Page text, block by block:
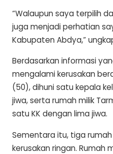
“Walaupun saya terpilih
juga menjadi perhatian
Kabupaten Abdya,”
Berdasarkan informasi
mengalami kerusakan
(50), dihuni satu kepala
jiwa, serta rumah milik
satu KK dengan lima jiwa.
Sementara itu, tiga
kerusakan ringan. Rumah